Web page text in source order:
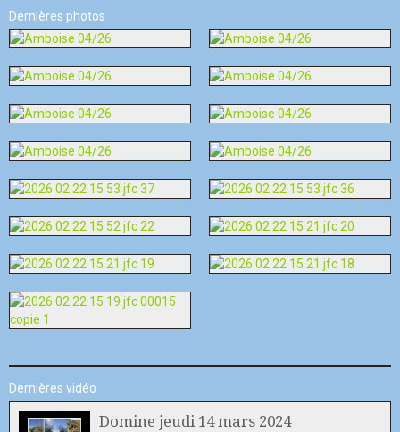
Dernières photos
Dernières vidéo
Domine jeudi 14 mars 2024